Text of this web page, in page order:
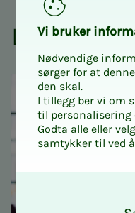
Vi bru­­­ker
Nødvendige
sørger for at
den skal.
I tillegg ber vi om
til personalisering
Godta alle eller
samtykker til ved